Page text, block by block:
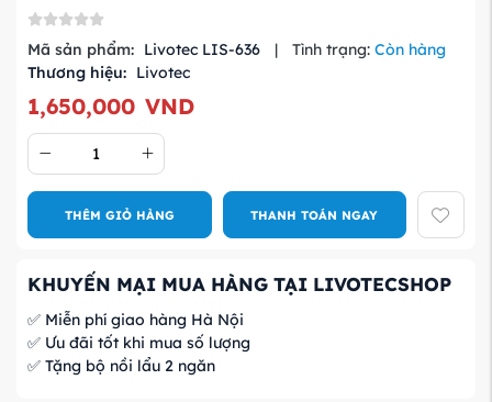
Mã sản phẩm: Livotec LIS-636 | Tình trạng: Còn hàng
Thương hiệu: Livotec
1,650,000 VND
THÊM GIỎ HÀNG THANH TOÁN NGAY
KHUYẾN MẠI MUA HÀNG TẠI LIVOTECSHOP
✅ Miễn phí giao hàng Hà Nội
✅ Ưu đãi tốt khi mua số lượng
✅ Tặng bộ nồi lẩu 2 ngăn